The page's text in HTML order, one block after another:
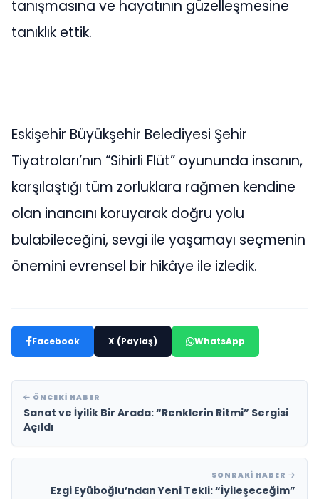
tanışmasına ve hayatının güzelleşmesine
tanıklık ettik.
Eskişehir Büyükşehir Belediyesi Şehir
Tiyatroları’nın “Sihirli Flüt” oyununda insanın,
karşılaştığı tüm zorluklara rağmen kendine
olan inancını koruyarak doğru yolu
bulabileceğini, sevgi ile yaşamayı seçmenin
önemini evrensel bir hikâye ile izledik.
Facebook X (Paylaş) WhatsApp
ÖNCEKI HABER
Sanat ve İyilik Bir Arada: “Renklerin Ritmi” Sergisi
Açıldı
SONRAKI HABER
Ezgi Eyüboğlu’ndan Yeni Tekli: “İyileşeceğim”